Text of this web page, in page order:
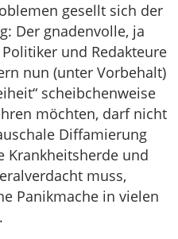
gesellt sich der
Der gnadenvolle, ja
und Redakteure
nun (unter Vorbehalt)
scheibchenweise
möchten, darf nicht
Diffamierung
Krankheitsherde und
muss,
Panikmache in vielen